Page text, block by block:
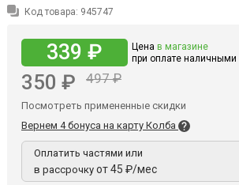
Код товара: 945747
339 ₽ Цена в магазине
при оплате наличными
350 ₽ 497 ₽
Посмотреть примененные скидки
Вернем 4 бонуса на карту Колба
Оплатить частями или
в рассрочку от 45 ₽/мес